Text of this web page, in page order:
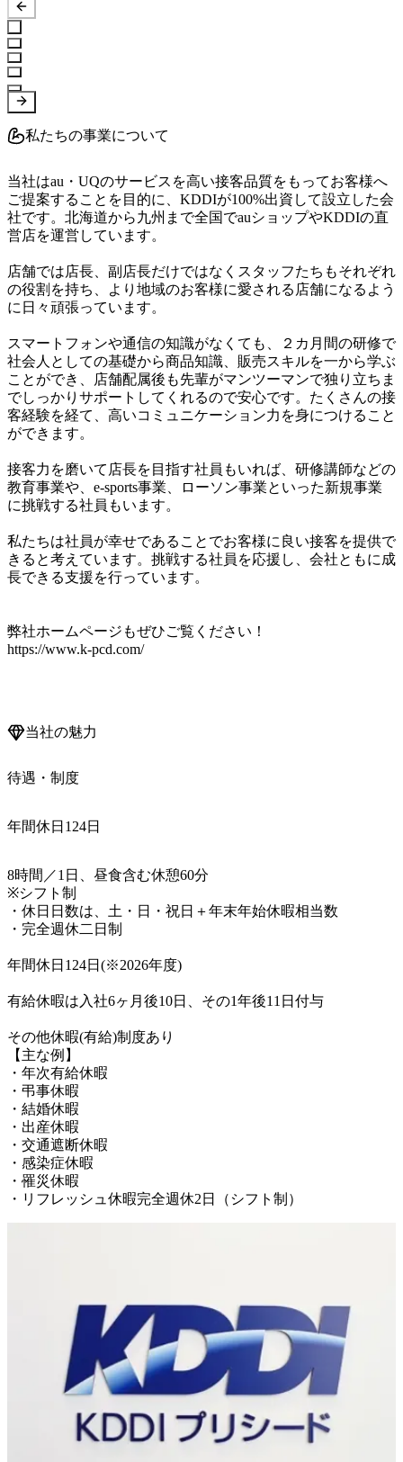
私たちの事業について
当社はau・UQのサービスを高い接客品質をもってお客様へ
ご提案することを目的に、KDDIが100%出資して設立した会
社です。北海道から九州まで全国でauショップやKDDIの直
営店を運営しています。
店舗では店長、副店長だけではなくスタッフたちもそれぞれ
の役割を持ち、より地域のお客様に愛される店舗になるよう
に日々頑張っています。
スマートフォンや通信の知識がなくても、２カ月間の研修で
社会人としての基礎から商品知識、販売スキルを一から学ぶ
ことができ、店舗配属後も先輩がマンツーマンで独り立ちま
でしっかりサポートしてくれるので安心です。たくさんの接
客経験を経て、高いコミュニケーション力を身につけること
ができます。
接客力を磨いて店長を目指す社員もいれば、研修講師などの
教育事業や、e-sports事業、ローソン事業といった新規事業
に挑戦する社員もいます。
私たちは社員が幸せであることでお客様に良い接客を提供で
きると考えています。挑戦する社員を応援し、会社ともに成
長できる支援を行っています。
弊社ホームページもぜひご覧ください！
https://www.k-pcd.com/
当社の魅力
待遇・制度
年間休日124日
8時間／1日、昼食含む休憩60分
※シフト制
・休日日数は、土・日・祝日＋年末年始休暇相当数
・完全週休二日制
年間休日124日(※2026年度)
有給休暇は入社6ヶ月後10日、その1年後11日付与
その他休暇(有給)制度あり
【主な例】
・年次有給休暇
・弔事休暇
・結婚休暇
・出産休暇
・交通遮断休暇
・感染症休暇
・罹災休暇